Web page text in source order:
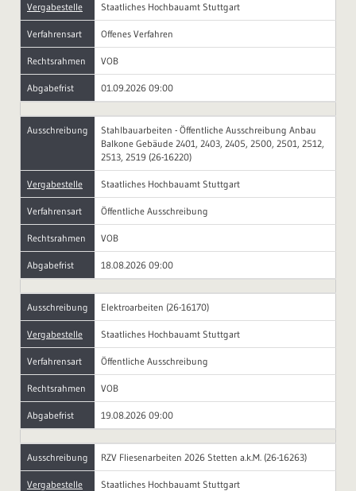
Vergabestelle Staatliches Hochbauamt Stuttgart
Verfahrensart Offenes Verfahren
Rechtsrahmen VOB
Abgabefrist 01.09.2026 09:00
Ausschreibung
Stahlbauarbeiten - Öffentliche Ausschreibung Anbau
Balkone Gebäude 2401, 2403, 2405, 2500, 2501, 2512,
2513, 2519 (26-16220)
Vergabestelle Staatliches Hochbauamt Stuttgart
Verfahrensart Öffentliche Ausschreibung
Rechtsrahmen VOB
Abgabefrist 18.08.2026 09:00
Ausschreibung Elektroarbeiten (26-16170)
Vergabestelle Staatliches Hochbauamt Stuttgart
Verfahrensart Öffentliche Ausschreibung
Rechtsrahmen VOB
Abgabefrist 19.08.2026 09:00
Ausschreibung RZV Fliesenarbeiten 2026 Stetten a.k.M. (26-16263)
Vergabestelle Staatliches Hochbauamt Stuttgart